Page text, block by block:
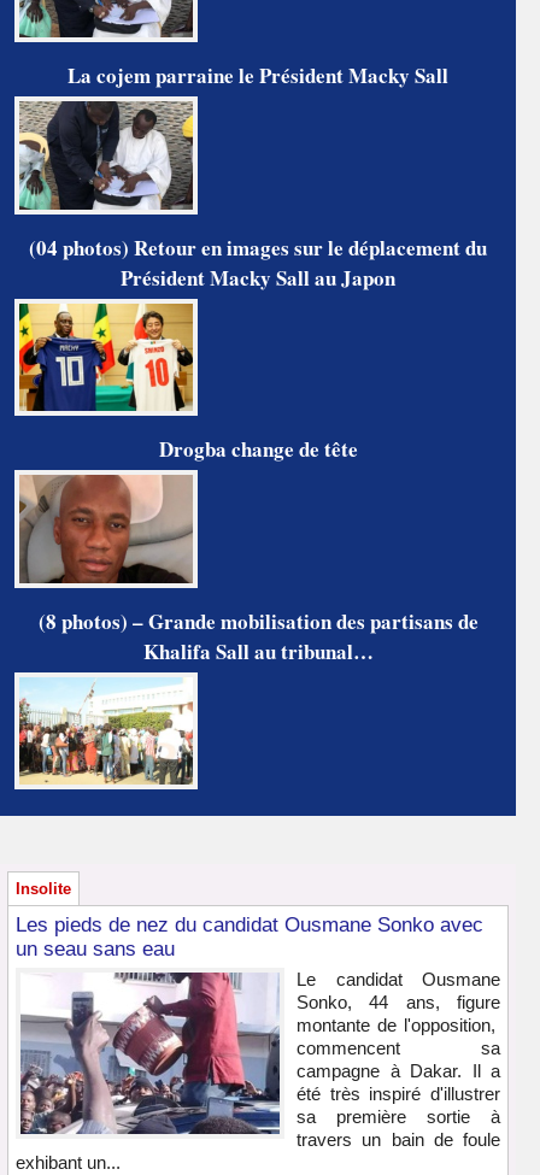
La cojem parraine le Président Macky Sall
(04 photos) Retour en images sur le déplacement du
Président Macky Sall au Japon
Drogba change de tête
(8 photos) – Grande mobilisation des partisans de
Khalifa Sall au tribunal…
Insolite
Les pieds de nez du candidat Ousmane Sonko avec
un seau sans eau
Le candidat Ousmane
Sonko, 44 ans, figure
montante de l'opposition,
commencent sa
campagne à Dakar. Il a
été très inspiré d'illustrer
sa première sortie à
travers un bain de foule
exhibant un...